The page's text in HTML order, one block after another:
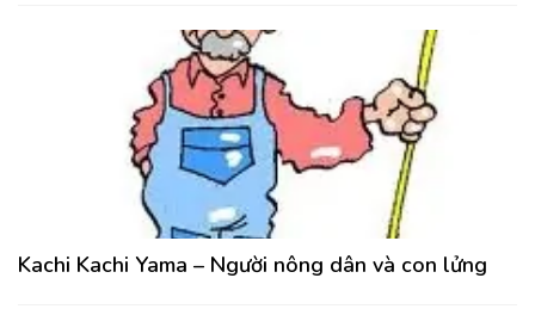
Kachi Kachi Yama – Người nông dân và con lửng